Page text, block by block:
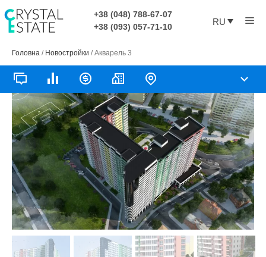
содержимому
+38 (048) 788-67-07
+38 (093) 057-71-10
RU
Головна / Новостройки /Акварель 3